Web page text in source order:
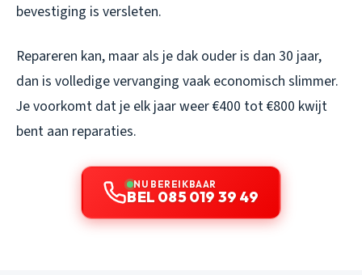
bevestiging is versleten.
Repareren kan, maar als je dak ouder is dan 30 jaar,
dan is volledige vervanging vaak economisch slimmer.
Je voorkomt dat je elk jaar weer €400 tot €800 kwijt
bent aan reparaties.
NU BEREIKBAAR
BEL 085 019 39 49